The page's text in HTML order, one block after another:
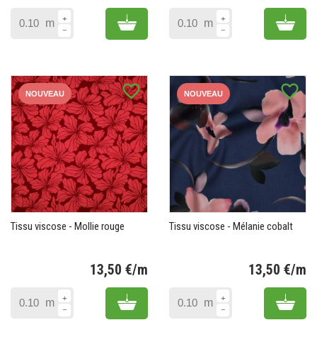
m Add to cart m Add
favorite_border
NOUVEAU
Tissu viscose - Mollie rouge
13,50 €/m
m Add to cart
favorite_border
NOUVEAU
Tissu viscose - Mélanie cobalt
13,50 €/m
m Add